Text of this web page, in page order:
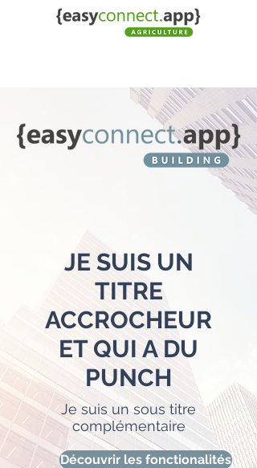
JE SUIS UN
TITRE
ACCROCHEUR
ET QUI A DU
PUNCH
Je suis un sous titre
complémentaire
Découvrir les fonctionalités